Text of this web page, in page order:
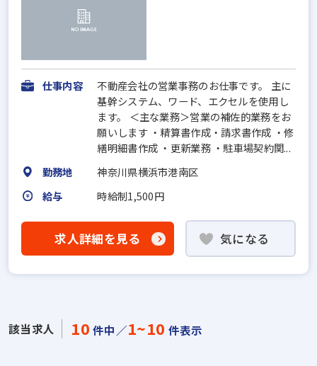
仕事内容
不動産会社の営業事務のお仕事です。 主に
基幹システム、ワード、エクセルを使用し
ます。 ＜主な業務＞営業の補佐的業務をお
願いします ・精算書作成・請求書作成 ・修
繕明細書作成 ・更新業務 ・駐車場契約関...
勤務地
神奈川県横浜市港南区
給与
時給制1,500円
求人詳細を見る 気になる
該当求人 10 件中／1~10 件表示